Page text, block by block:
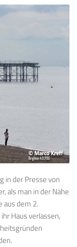
in der Presse von
als man in der Nähe
aus dem 2.
Haus verlassen,